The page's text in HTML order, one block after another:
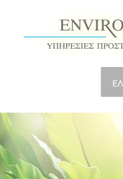
ΕΛ